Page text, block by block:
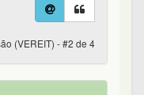
(VEREIT) - #2 de 4